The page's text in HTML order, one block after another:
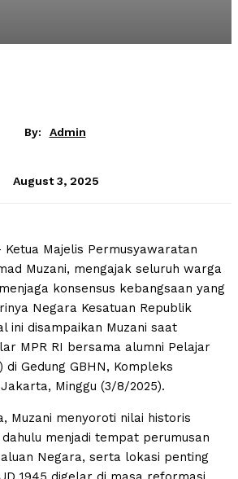
By: Admin
August 3, 2025
Majelis Permusyawaratan
Muzani, mengajak seluruh warga
konsensus kebangsaan yang
Negara Kesatuan Republik
ini disampaikan Muzani saat
MPR RI bersama alumni Pelajar
di Gedung GBHN, Kompleks
Minggu (3/8/2025).
Muzani menyoroti nilai historis
dahulu menjadi tempat perumusan
Negara, serta lokasi penting